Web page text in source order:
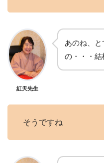
紅天先生
あのね、
の・・・結
そうですね